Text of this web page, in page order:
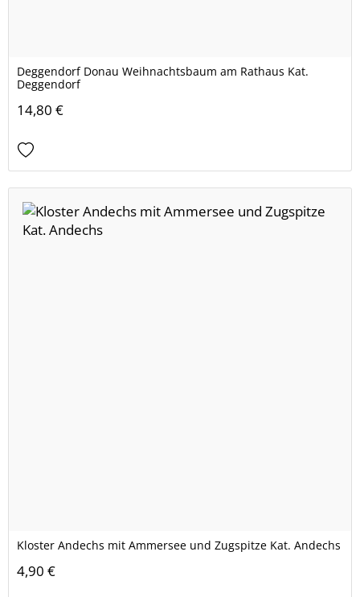
Deggendorf Donau Weihnachtsbaum am Rathaus Kat.
Deggendorf
14,80 €
Kloster Andechs mit Ammersee und Zugspitze Kat. Andechs
4,90 €